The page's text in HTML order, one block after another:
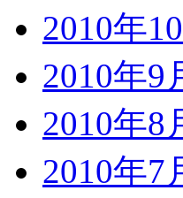
2010年
2010年9
2010年8
2010年7